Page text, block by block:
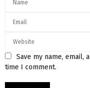
Save my name,
time I comment.